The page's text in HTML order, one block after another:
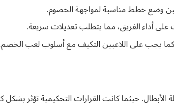
وضع خطط مناسبة لمواجهة الخصوم.
على أداء الفريق، مما يتطلب تعديلات سريعة.
يجب على اللاعبين التكيف مع أسلوب لعب الخصم.
الأبطال. حيثما كانت القرارات التحكيمية تؤثر